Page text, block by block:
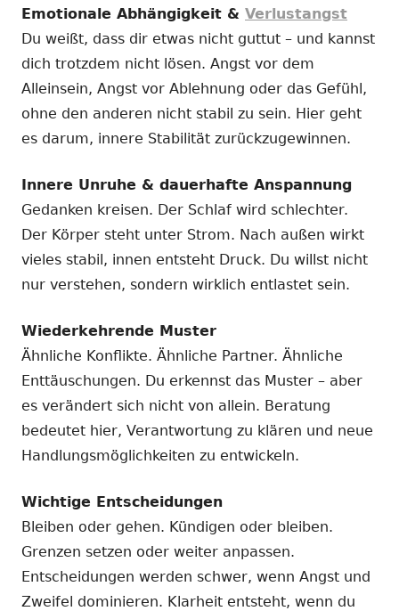
Emotionale Abhängigkeit & Verlustangst
Du weißt, dass dir etwas nicht guttut – und kannst
dich trotzdem nicht lösen. Angst vor dem
Alleinsein, Angst vor Ablehnung oder das Gefühl,
ohne den anderen nicht stabil zu sein. Hier geht
es darum, innere Stabilität zurückzugewinnen.
Innere Unruhe & dauerhafte Anspannung
Gedanken kreisen. Der Schlaf wird schlechter.
Der Körper steht unter Strom. Nach außen wirkt
vieles stabil, innen entsteht Druck. Du willst nicht
nur verstehen, sondern wirklich entlastet sein.
Wiederkehrende Muster
Ähnliche Konflikte. Ähnliche Partner. Ähnliche
Enttäuschungen. Du erkennst das Muster – aber
es verändert sich nicht von allein. Beratung
bedeutet hier, Verantwortung zu klären und neue
Handlungsmöglichkeiten zu entwickeln.
Wichtige Entscheidungen
Bleiben oder gehen. Kündigen oder bleiben.
Grenzen setzen oder weiter anpassen.
Entscheidungen werden schwer, wenn Angst und
Zweifel dominieren. Klarheit entsteht, wenn du